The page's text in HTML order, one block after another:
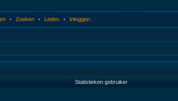
• Zoeken • Leden • Inloggen
Statistieken gebruiker